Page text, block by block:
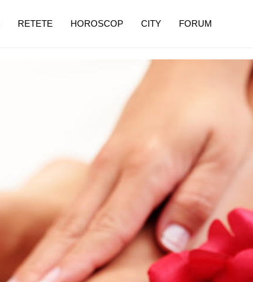
RETETE HOROSCOP CITY FORUM
de dureroasă este investigația